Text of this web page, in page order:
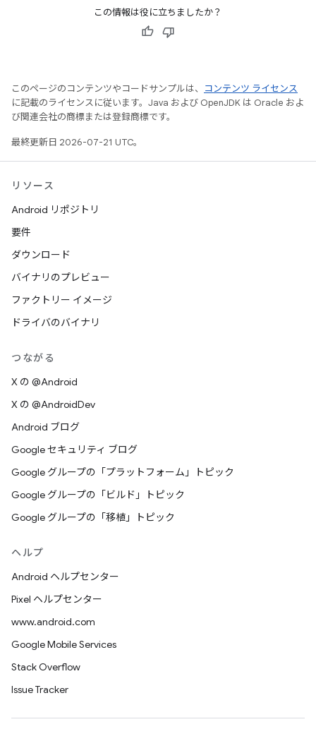
この情報は役に立ちましたか？
このページのコンテンツやコードサンプルは、
コンテンツ ライセンス
に記載のライセンスに従います。Java および OpenJDK は Oracle およ
び関連会社の商標または登録商標です。
最終更新日 2026-07-21 UTC。
リソース
Android リポジトリ
要件
ダウンロード
バイナリのプレビュー
ファクトリー イメージ
ドライバのバイナリ
つながる
X の @Android
X の @AndroidDev
Android ブログ
Google セキュリティ ブログ
Google グループの「プラットフォーム」トピック
Google グループの「ビルド」トピック
Google グループの「移植」トピック
ヘルプ
Android ヘルプセンター
Pixel ヘルプセンター
www.android.com
Google Mobile Services
Stack Overflow
Issue Tracker